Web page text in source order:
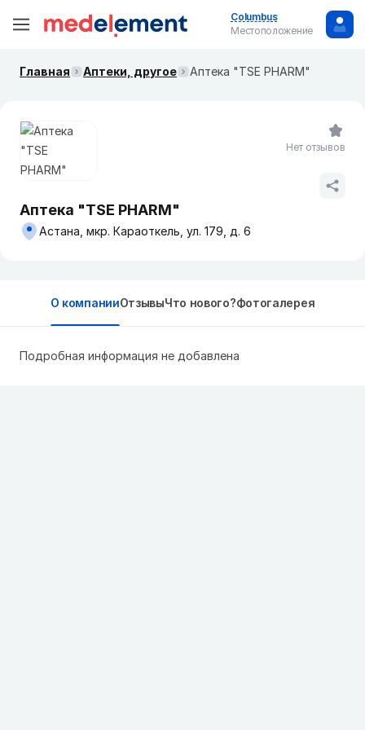
Columbus
Местоположение
Главная Аптеки, другое Аптека "TSE PHARM"
Аптека "TSE PHARM"
Астана, мкр. Караоткель, ул. 179, д. 6
Нет отзывов
О компанииОтзывыЧто нового?Фотогалерея
Подробная информация не добавлена